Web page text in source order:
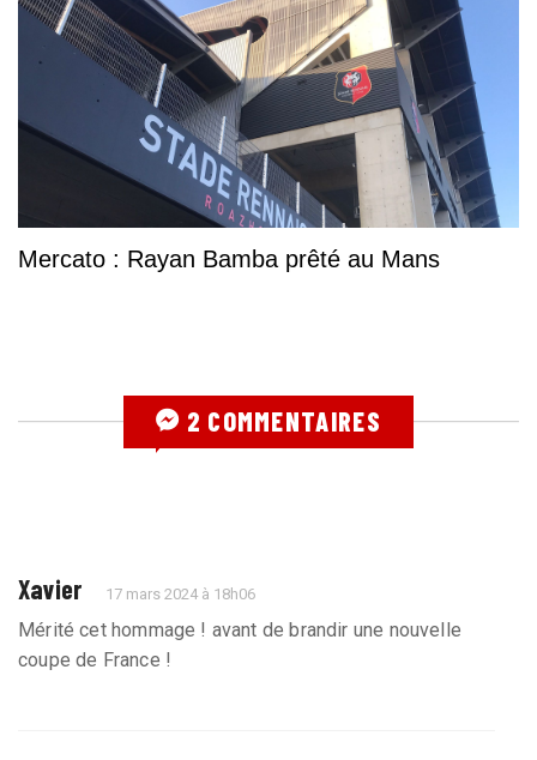
Mercato : Rayan Bamba prêté au Mans
2 COMMENTAIRES
Xavier 17 mars 2024 à 18h06
Mérité cet hommage ! avant de brandir une nouvelle
coupe de France !